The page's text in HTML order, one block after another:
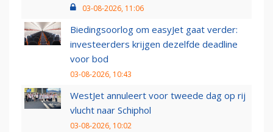
03-08-2026, 11:06
Biedingsoorlog om easyJet gaat verder:
investeerders krijgen dezelfde deadline
voor bod
03-08-2026, 10:43
WestJet annuleert voor tweede dag op rij
vlucht naar Schiphol
03-08-2026, 10:02